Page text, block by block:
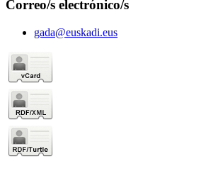
Correo/s electrónico/s
gada@euskadi.eus